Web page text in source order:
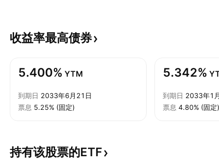
收益率最高债券
5.400% YTM
到期日 2033年6月21日
票息 5.25% (固定)
5.342%
到期日 2033年1
票息 4.80% (固定)
持有该股票的ETF